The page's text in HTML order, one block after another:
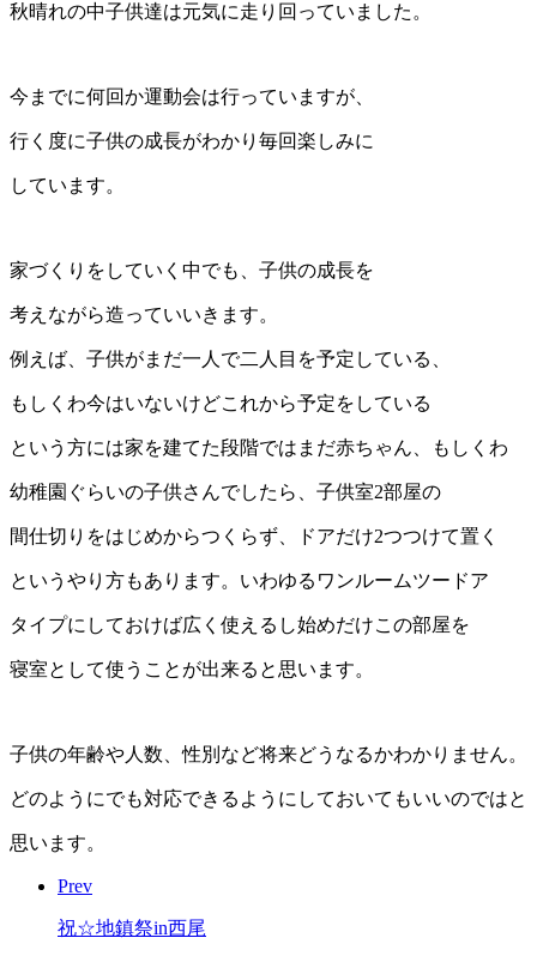
秋晴れの中子供達は元気に走り回っていました。
今までに何回か運動会は行っていますが、
行く度に子供の成長がわかり毎回楽しみに
しています。
家づくりをしていく中でも、子供の成長を
考えながら造っていいきます。
例えば、子供がまだ一人で二人目を予定している、
もしくわ今はいないけどこれから予定をしている
という方には家を建てた段階ではまだ赤ちゃん、もしくわ
幼稚園ぐらいの子供さんでしたら、子供室2部屋の
間仕切りをはじめからつくらず、ドアだけ2つつけて置く
というやり方もあります。いわゆるワンルームツードア
タイプにしておけば広く使えるし始めだけこの部屋を
寝室として使うことが出来ると思います。
子供の年齢や人数、性別など将来どうなるかわかりません。
どのようにでも対応できるようにしておいてもいいのではと
思います。
Prev
祝☆地鎮祭in西尾